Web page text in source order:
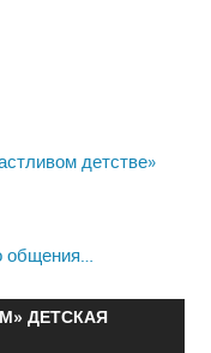
детстве»
общения…
ДЕТСКАЯ